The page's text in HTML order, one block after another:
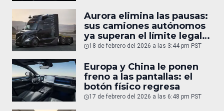
Aurora elimina las pausas:
sus camiones autónomos
ya superan el límite legal
humano
18 de febrero del 2026 a las 3:44 pm PST
Europa y China le ponen
freno a las pantallas: el
botón físico regresa
17 de febrero del 2026 a las 6:48 pm PST